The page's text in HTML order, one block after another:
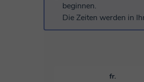
beginnen.
Die Zeiten werden in
fr.